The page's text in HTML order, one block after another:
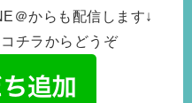
＠からも配信します↓
チラからどうぞ